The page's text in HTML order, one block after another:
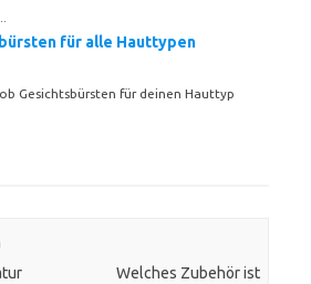
für alle Hauttypen
Gesichtsbürsten für deinen Hauttyp
Welches Zubehör ist